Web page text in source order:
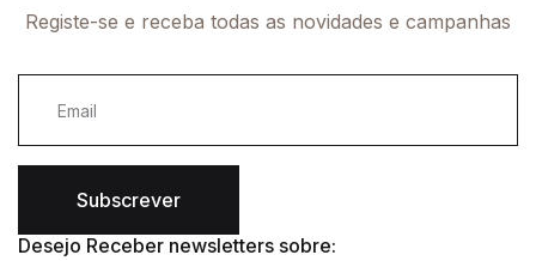
Registe-se e receba todas as novidades e campanhas
Subscrever
Desejo Receber newsletters sobre: